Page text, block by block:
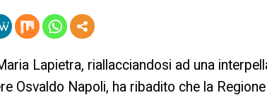
re
Lapietra, riallacciandosi ad una
Osvaldo Napoli, ha ribadito che la